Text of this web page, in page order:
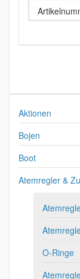
Aktionen
Bojen
Boot
Atemregler &
O-Ringe